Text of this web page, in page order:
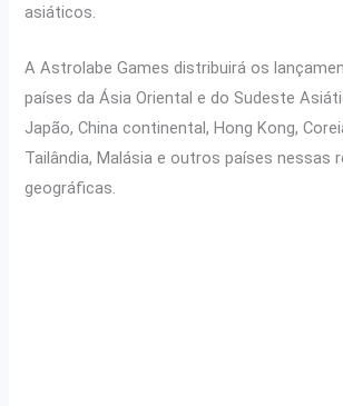
asiáticos.
A Astrolabe Games distribuirá os
países da Ásia Oriental e do Sudeste
Japão, China continental, Hong Kong,
Tailândia, Malásia e outros países nessas
geográficas.